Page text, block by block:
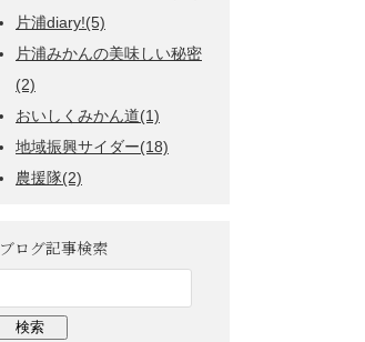
片浦diary!(5)
片浦みかんの美味しい秘密
(2)
おいしくみかん道(1)
地域振興サイダー(18)
農援隊(2)
ブログ記事検索